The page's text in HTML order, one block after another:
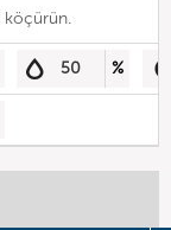
köçürün.
50 %